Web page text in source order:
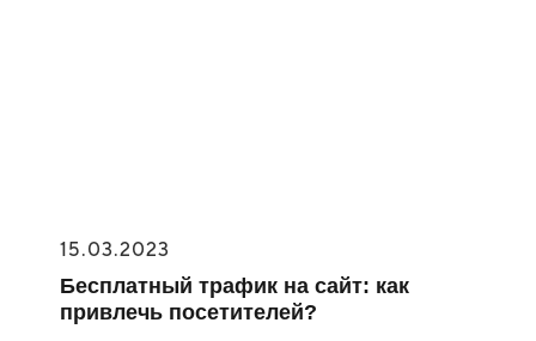
15.03.2023
Бесплатный трафик на сайт: как
привлечь посетителей?